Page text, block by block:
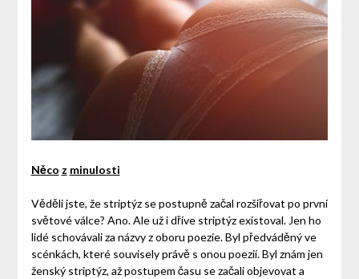
Něco z minulosti
Věděli jste, že striptýz se postupně začal rozšiřovat po první
světové válce? Ano. Ale už i dříve striptýz existoval. Jen ho
lidé schovávali za názvy z oboru poezie. Byl předváděný ve
scénkách, které souvisely právě s onou poezií. Byl znám jen
ženský striptýz, až postupem času se začali objevovat a